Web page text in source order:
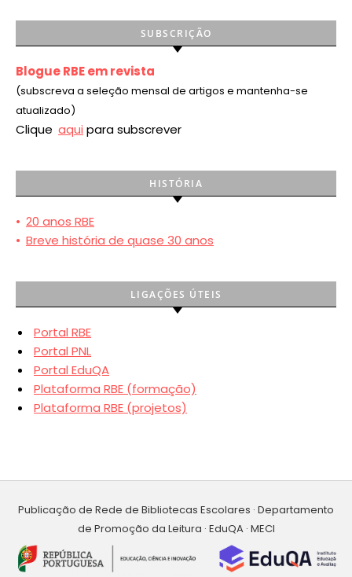
SUBSCRIÇÃO
Blogue RBE em revista
(subscreva a seleção mensal de artigos e mantenha-se
atualizado)
Clique aqui para subscrever
HISTÓRIA
• 20 anos RBE
• Breve história de quase 30 anos
LIGAÇÕES ÚTEIS
Portal RBE
Portal PNL
Portal EduQA
Plataforma RBE (formação)
Plataforma RBE (projetos)
Publicação de Rede de Bibliotecas Escolares · Departamento
de Promoção da Leitura · EduQA · MECI